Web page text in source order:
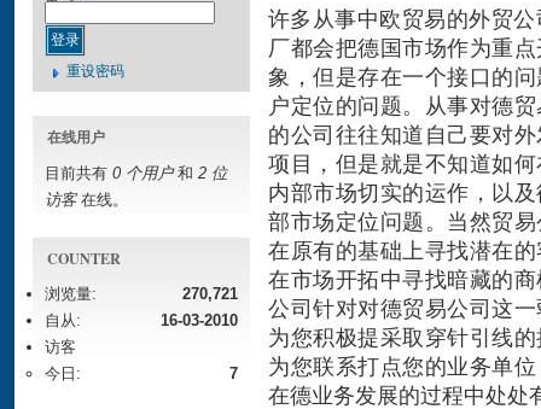
重设密码
在线用户
目前共有 0 个用户和 2 位
访客在线。
COUNTER
浏览量:
270,721
自从:
16-03-2010
访客
今日:
7
许多从事中欧贸易的外贸
厂都会把德国市场作为重
象，但是存在一个接口的
户定位的问题。从事对德
的公司往往知道自己要对
项目，但是就是不知道如
内部市场切实的运作，以
部市场定位问题。当然贸
在原有的基础上寻找潜在
在市场开拓中寻找暗藏的
公司针对对德贸易公司这
为您积极提采取穿针引线
为您联系打点您的业务单
在德业务发展的过程中处处